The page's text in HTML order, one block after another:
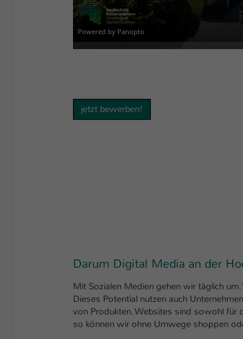
jetzt bewerben!
Darum Digital Media an der
Mit Sozialen Medien gehen wir täglich
Dieses Potential nutzen auch
von Produkten. Websites sind sowohl für
so können wir ohne Umwege shoppen